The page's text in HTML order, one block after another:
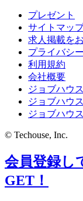
プレゼント
サイトマッ
求人掲載を
プライバシ
利用規約
会社概要
ジョブハウ
ジョブハウ
ジョブハウ
© Techouse, Inc.
会員登録し
GET！